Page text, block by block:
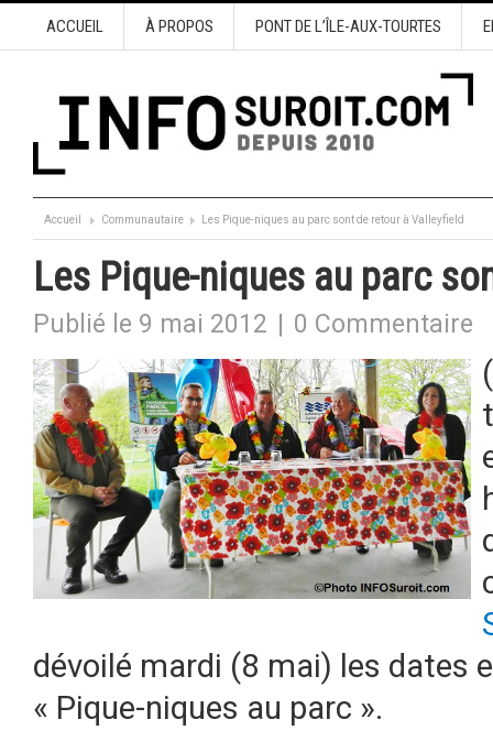
ACCUEIL À PROPOS PONT DE L’ÎLE-AUX-TOURTES
Accueil Communautaire Les Pique-niques au parc sont de retour à Valleyfield
Les Pique-niques au parc
Publié le 9 mai 2012 0 Commentaire
dévoilé mardi (8 mai) les dates
« Pique-niques au parc ».